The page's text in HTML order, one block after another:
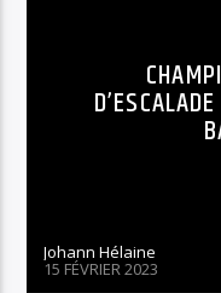
Johann Hélaine
15 FÉVRIER 2023